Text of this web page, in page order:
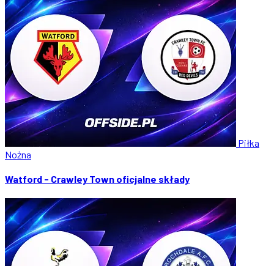
Piłka
Nożna
Watford - Crawley Town oficjalne składy